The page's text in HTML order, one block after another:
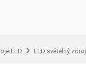
LED LED světelný zdroj